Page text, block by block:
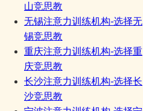
山竞思教
无锡注意力训练机构-选择无
锡竞思教
重庆注意力训练机构-选择重
庆竞思教
长沙注意力训练机构-选择长
沙竞思教